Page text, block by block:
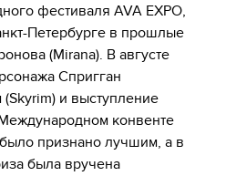
фестиваля AVA EXPO,
Петербурге в прошлые
(Mirana). В августе
Спригган
и выступление
конвенте
признано лучшим, а в
была вручена